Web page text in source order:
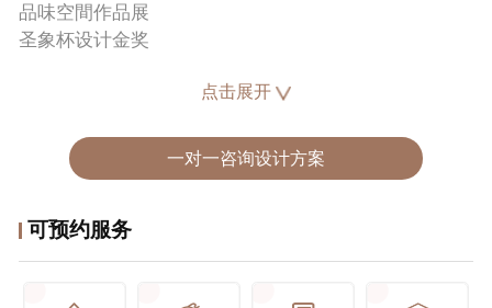
品味空間作品展
圣象杯设计金奖
设计理念 :
好的家居可以改变环境，环境可以影响人。所以一个好
上是一种感受、一种心态、一种舒适的、开心的生活方
式。
点击展开
一对一咨询设计方案
可预约服务